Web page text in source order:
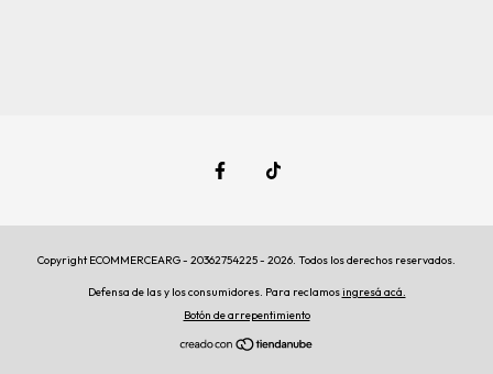
Copyright ECOMMERCEARG - 20362754225 - 2026. Todos los derechos reservados.
Defensa de las y los consumidores. Para reclamosingresá acá.
Botón de arrepentimiento